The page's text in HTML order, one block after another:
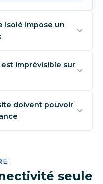
isolé impose un
alarme oblige à
qu'il s'agisse
représente
opérationnel
une levée de
imprévisible sur
varie selon la
intervention sur site
doivent pouvoir
des équipements
la présence dansseule